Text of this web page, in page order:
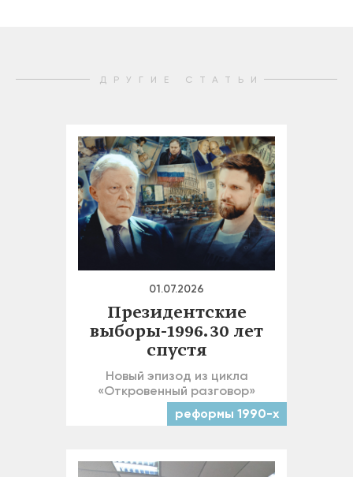
ДРУГИЕ СТАТЬИ
01.07.2026
Президентские
выборы-1996. 30 лет
спустя
Новый эпизод из цикла
«Откровенный разговор»
реформы 1990-х